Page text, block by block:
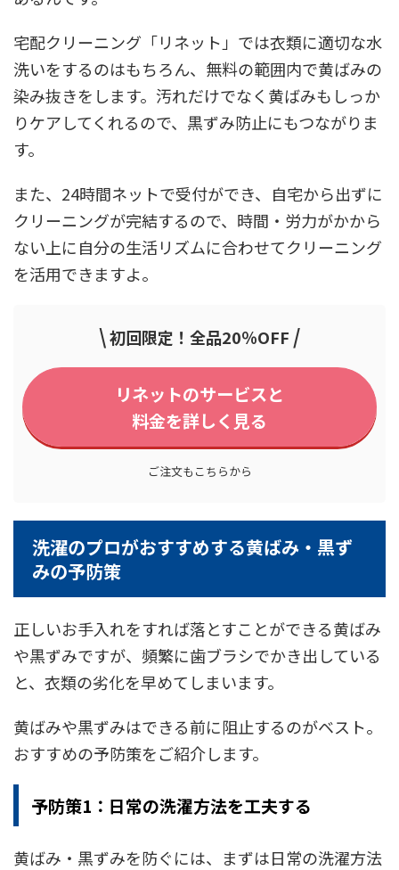
宅配クリーニング「リネット」では衣類に適切な水
洗いをするのはもちろん、無料の範囲内で黄ばみの
染み抜きをします。汚れだけでなく黄ばみもしっか
りケアしてくれるので、黒ずみ防止にもつながりま
す。
また、24時間ネットで受付ができ、自宅から出ずに
クリーニングが完結するので、時間・労力がかから
ない上に自分の生活リズムに合わせてクリーニング
を活用できますよ。
\初回限定！全品20％OFF /
リネットのサービスと
料金を詳しく見る
ご注文もこちらから
洗濯のプロがおすすめする黄ばみ・黒ず
みの予防策
正しいお手入れをすれば落とすことができる黄ばみ
や黒ずみですが、頻繁に歯ブラシでかき出している
と、衣類の劣化を早めてしまいます。
黄ばみや黒ずみはできる前に阻止するのがベスト。
おすすめの予防策をご紹介します。
予防策1：日常の洗濯方法を工夫する
黄ばみ・黒ずみを防ぐには、まずは日常の洗濯方法